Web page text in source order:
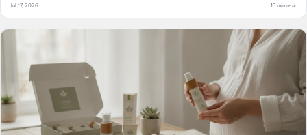
Jul 17, 2026 13 min read